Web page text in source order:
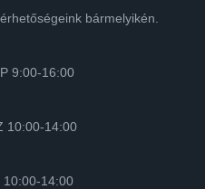
bármelyikén.
9:00-16:00
10:00-14:00
10:00-14:00